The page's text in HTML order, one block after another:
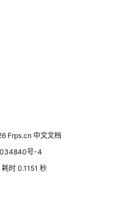
Frps.cn 中文文档
号-4
时 0.1151 秒